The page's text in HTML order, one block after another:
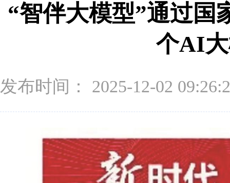
“智伴大模型”通过
个AI
发布时间： 2025-12-02